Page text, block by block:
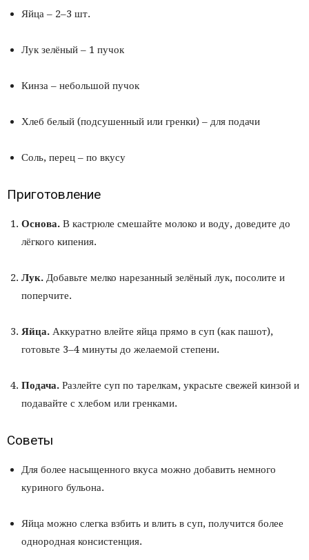
Яйца – 2–3 шт.
Лук зелёный – 1 пучок
Кинза – небольшой пучок
Хлеб белый (подсушенный или гренки) – для подачи
Соль, перец – по вкусу
Приготовление
Основа. В кастрюле смешайте молоко и воду, доведите до
лёгкого кипения.
Лук. Добавьте мелко нарезанный зелёный лук, посолите и
поперчите.
Яйца. Аккуратно влейте яйца прямо в суп (как пашот),
готовьте 3–4 минуты до желаемой степени.
Подача. Разлейте суп по тарелкам, украсьте свежей кинзой и
подавайте с хлебом или гренками.
Советы
Для более насыщенного вкуса можно добавить немного
куриного бульона.
Яйца можно слегка взбить и влить в суп, получится более
однородная консистенция.